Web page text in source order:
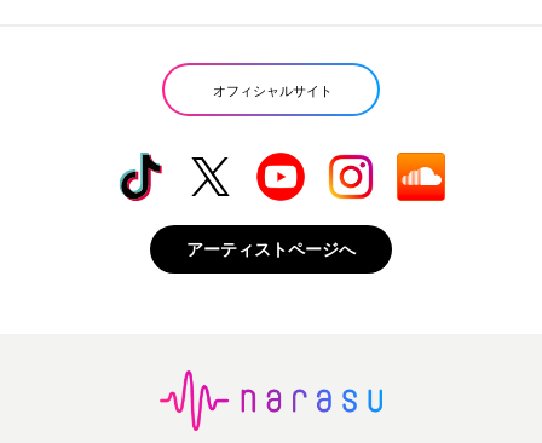
オフィシャルサイト
アーティストページへ